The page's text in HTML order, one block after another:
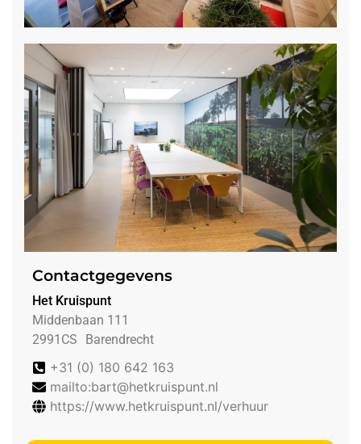
Contactgegevens
Het Kruispunt
Middenbaan 111
2991CS
Barendrecht
+31 (0) 180 642 163
mailto:bart@hetkruispunt.nl
https://www.hetkruispunt.nl/verhuur